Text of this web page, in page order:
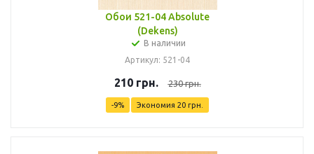
Обои 521-04 Absolute
(Dekens)
В наличии
Артикул: 521-04
210грн. 230грн.
-9% Экономия 20 грн.